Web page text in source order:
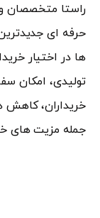
راستا متخصصان
حرفه ای
ها در اختیار
تولیدی، امکان
خریداران، کاهش
جمله مزیت های